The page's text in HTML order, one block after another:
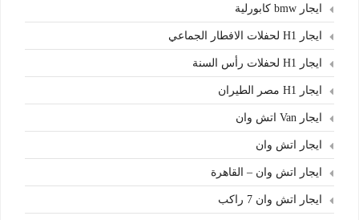
ايجار bmw كابورلية
ايجار H1 لحفلات الافطار الجماعي
ايجار H1 لحفلات رأس السنة
ايجار H1 مصر الطيران
ايجار Van اتش وان
ايجار اتش وان
ايجار اتش وان – القاهرة
ايجار اتش وان 7 راكب